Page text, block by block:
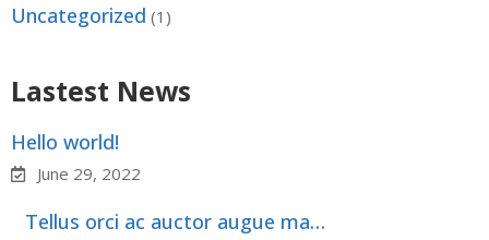
Uncategorized (1)
Lastest News
Hello world!
June 29, 2022
Tellus orci ac auctor augue ma…